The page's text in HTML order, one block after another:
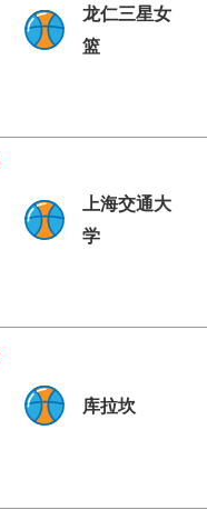
龙仁三星女
篮
上海交通大
学
库拉坎